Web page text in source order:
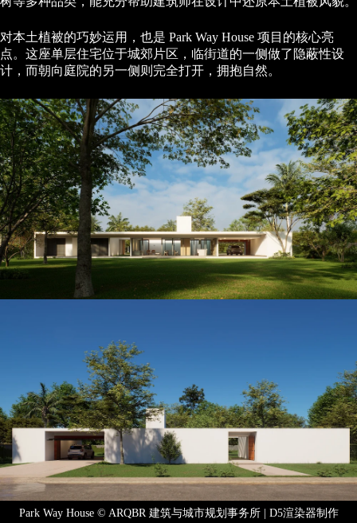
对本土植被的巧妙运用，也是 Park Way House 项目的核心亮
点。这座单层住宅位于城郊片区，临街道的一侧做了隐蔽性设
计，而朝向庭院的另一侧则完全打开，拥抱自然。
Park Way House © ARQBR 建筑与城市规划事务所 | D5渲染器制作